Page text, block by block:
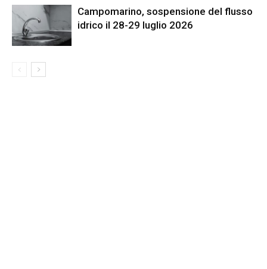
Campomarino, sospensione del flusso
idrico il 28-29 luglio 2026